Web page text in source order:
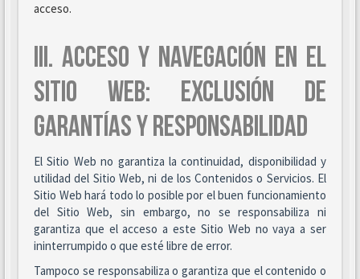
acceso.
III. ACCESO Y NAVEGACIÓN EN EL
SITIO WEB: EXCLUSIÓN DE
GARANTÍAS Y RESPONSABILIDAD
El Sitio Web no garantiza la continuidad, disponibilidad y
utilidad del Sitio Web, ni de los Contenidos o Servicios. El
Sitio Web hará todo lo posible por el buen funcionamiento
del Sitio Web, sin embargo, no se responsabiliza ni
garantiza que el acceso a este Sitio Web no vaya a ser
ininterrumpido o que esté libre de error.
Tampoco se responsabiliza o garantiza que el contenido o